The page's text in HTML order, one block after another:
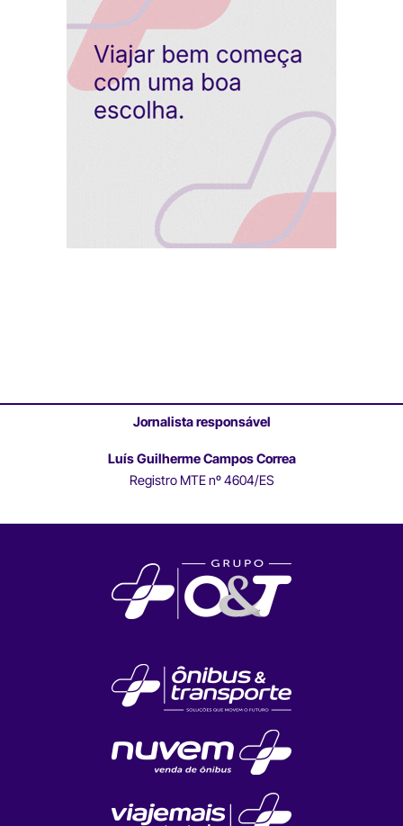
Jornalista responsável
Luís Guilherme Campos Correa
Registro MTE nº 4604/ES